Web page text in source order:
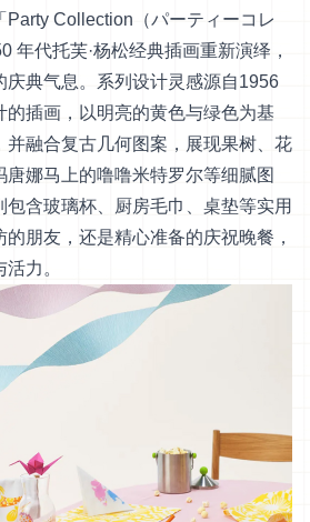
Party Collection（パーティーコレ
年代托芙·杨松经典插画重新演绎，
庆典气息。系列设计灵感源自1956
的插画，以明亮的黄色与绿色为基
并融合复古几何图案，展现果树、花
唐娜马上的噜噜米特罗尔等细腻图
含玻璃杯、厨房毛巾、桌垫等实用
朋友，还是精心准备的庆祝晚餐，
力。